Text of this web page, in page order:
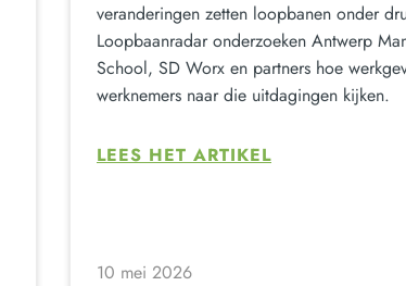
veranderingen zetten loopbanen onder
Loopbaanradar onderzoeken Antwerp
School, SD Worx en partners hoe
werknemers naar die uitdagingen kijken.
LEES HET ARTIKEL
10 mei 2026